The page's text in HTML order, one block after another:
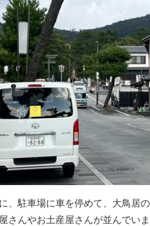
、駐車場に車を停めて、大鳥居
さんやお土産屋さんが並んでいま